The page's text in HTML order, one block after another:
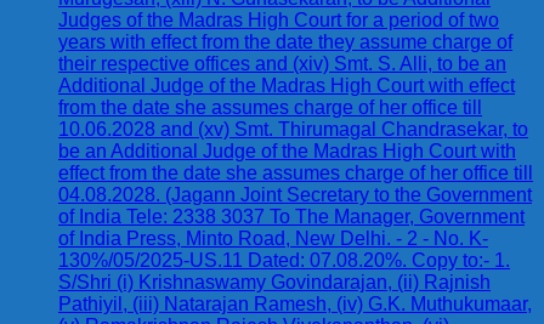
Judges of the Madras High Court for a period of two
years with effect from the date they assume charge of
their respective offices and (xiv) Smt. S. Alli, to be an
Additional Judge of the Madras High Court with effect
from the date she assumes charge of her office till
10.06.2028 and (xv) Smt. Thirumagal Chandrasekar, to
be an Additional Judge of the Madras High Court with
effect from the date she assumes charge of her office till
04.08.2028. (Jagann Joint Secretary to the Government
of India Tele: 2338 3037 To The Manager, Government
of India Press, Minto Road, New Delhi. - 2 - No. K-
130%/05/2025-US.11 Dated: 07.08.20%. Copy to:- 1.
S/Shri (i) Krishnaswamy Govindarajan, (ii) Rajnish
Pathiyil, (iii) Natarajan Ramesh, (iv) G.K. Muthukumaar,